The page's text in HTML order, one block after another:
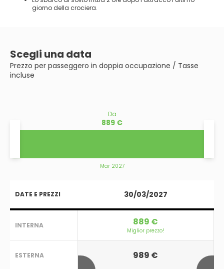
giorno della crociera.
Scegli una data
Prezzo per passeggero in doppia occupazione / Tasse
incluse
Da
889 €
Mar 2027
DATE E PREZZI
INTERNA
ESTERNA
30/03/2027
889 €
Miglior prezzo!
989 €